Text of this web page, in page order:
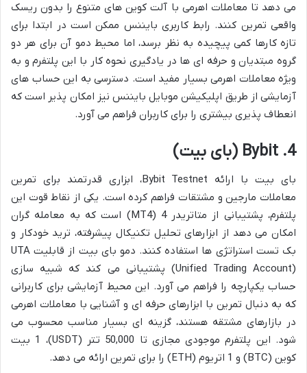
می دهد تا معاملات اهرمی با آلت کوین های متنوع را بدون ریسک
واقعی تمرین کنند. رابط کاربری بایننس ممکن است در ابتدا برای
تازه کارها کمی پیچیده به نظر برسد، اما محیط دمو آن برای هر دو
گروه مبتدیان و حرفه ای ها در یادگیری نحوه کار با این پلتفرم و به
ویژه معاملات اهرمی بسیار مفید است. دسترسی به این حساب های
آزمایشی از طریق اپلیکیشن موبایل بایننس نیز امکان پذیر است که
انعطاف پذیری بیشتری را برای کاربران فراهم می آورد.
4. Bybit (بای بیت)
بای بیت با ارائه Bybit Testnet، ابزاری قدرتمند برای تمرین
معاملات مارجین و مشتقات فراهم کرده است. یکی از نقاط قوت این
پلتفرم، پشتیبانی از متاتریدر 4 (MT4) است که به معامله گران
امکان می دهد از ابزارهای تحلیل تکنیکال پیشرفته، ترید خودکار و
بک تست استراتژی ها استفاده کنند. دمو بای بیت از قابلیت UTA
(Unified Trading Account) پشتیبانی می کند که شبیه سازی
حساب یکپارچه را فراهم می آورد. این محیط آزمایشی برای کاربرانی
که به دنبال تمرین با ابزارهای حرفه ای و آشنایی با معاملات اهرمی
در بازارهای مشتقه هستند، گزینه ای بسیار مناسب محسوب می
شود. این پلتفرم موجودی مجازی تا 50,000 تتر (USDT)، 1 بیت
کوین (BTC) و 1 اتریوم (ETH) را برای تمرین ارائه می دهد.